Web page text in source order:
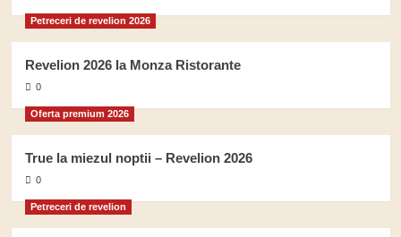
Petreceri de revelion 2026
Revelion 2026 la Monza Ristorante
0
Oferta premium 2026
True la miezul noptii – Revelion 2026
0
Petreceri de revelion